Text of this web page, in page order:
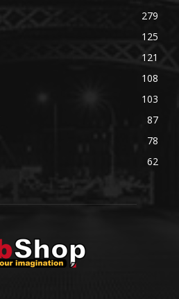
279
125
121
108
103
87
78
62